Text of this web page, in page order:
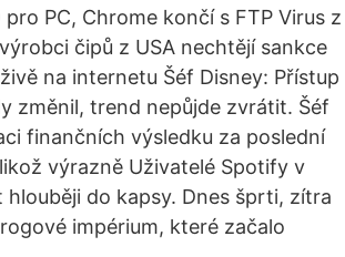
PC, Chrome končí s FTP Virus z
čipů z USA nechtějí sankce
na internetu Šéf Disney: Přístup
změnil, trend nepůjde zvrátit. Šéf
finančních výsledku za poslední
výrazně Uživatelé Spotify v
do kapsy. Dnes šprti, zítra
impérium, které začalo